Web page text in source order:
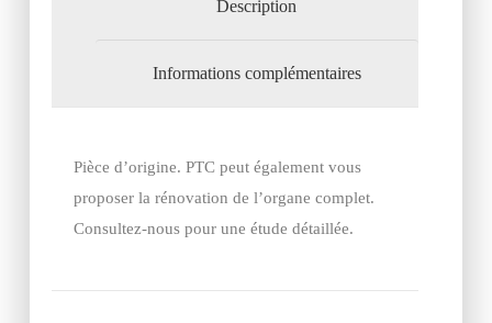
Description
Informations complémentaires
Pièce d’origine. PTC peut également vous
proposer la rénovation de l’organe complet.
Consultez-nous pour une étude détaillée.